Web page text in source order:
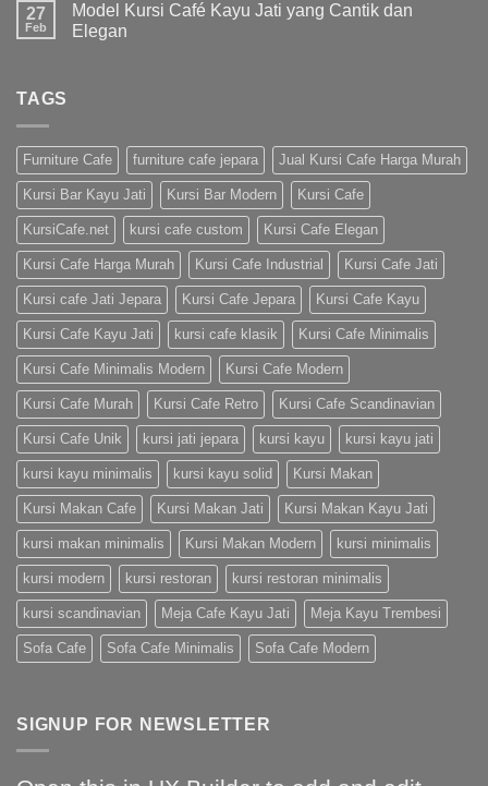
27
Feb
Model Kursi Café Kayu Jati yang Cantik dan
Elegan
TAGS
Furniture Cafe furniture cafe jepara Jual Kursi Cafe Harga Murah
Kursi Bar Kayu Jati Kursi Bar Modern Kursi Cafe
KursiCafe.net kursi cafe custom Kursi Cafe Elegan
Kursi Cafe Harga Murah Kursi Cafe Industrial Kursi Cafe Jati
Kursi cafe Jati Jepara Kursi Cafe Jepara Kursi Cafe Kayu
Kursi Cafe Kayu Jati kursi cafe klasik Kursi Cafe Minimalis
Kursi Cafe Minimalis Modern Kursi Cafe Modern
Kursi Cafe Murah Kursi Cafe Retro Kursi Cafe Scandinavian
Kursi Cafe Unik kursi jati jepara kursi kayu kursi kayu jati
kursi kayu minimalis kursi kayu solid Kursi Makan
Kursi Makan Cafe Kursi Makan Jati Kursi Makan Kayu Jati
kursi makan minimalis Kursi Makan Modern kursi minimalis
kursi modern kursi restoran kursi restoran minimalis
kursi scandinavian Meja Cafe Kayu Jati Meja Kayu Trembesi
Sofa Cafe Sofa Cafe Minimalis Sofa Cafe Modern
SIGNUP FOR NEWSLETTER